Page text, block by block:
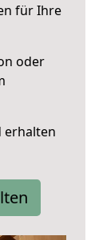
für Ihre
oder
erhalten